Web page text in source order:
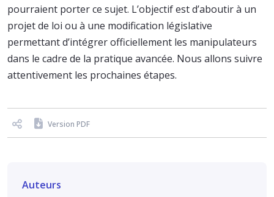
pourraient porter ce sujet. L’objectif est d’aboutir à un
projet de loi ou à une modification législative
permettant d’intégrer officiellement les manipulateurs
dans le cadre de la pratique avancée. Nous allons suivre
attentivement les prochaines étapes.
Version PDF
Auteurs